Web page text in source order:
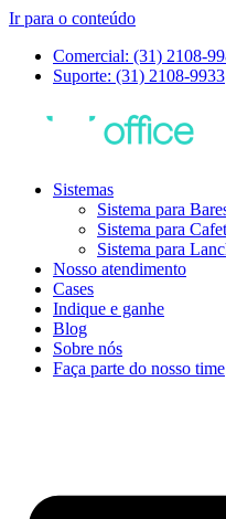
Ir para o conteúdo
Comercial: (31) 2108-
Suporte: (31) 2108-9933
Sistemas
Sistema para
Sistema para
Sistema para
Nosso atendimento
Cases
Indique e ganhe
Blog
Sobre nós
Faça parte do nosso time